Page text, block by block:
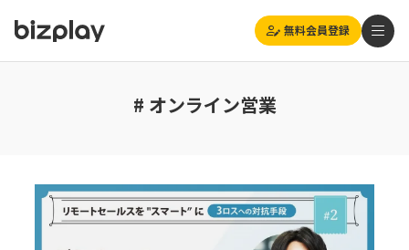
無料会員登録
# オンライン営業